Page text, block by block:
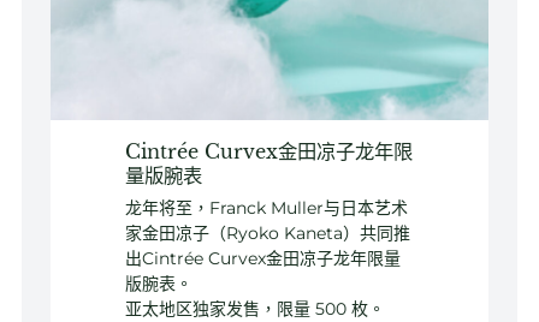
Cintrée Curvex金田凉子龙年限
量版腕表
龙年将至，Franck Muller与日本艺术
家金田凉子（Ryoko Kaneta）共同推
出Cintrée Curvex金田凉子龙年限量
版腕表。
亚太地区独家发售，限量 500 枚。